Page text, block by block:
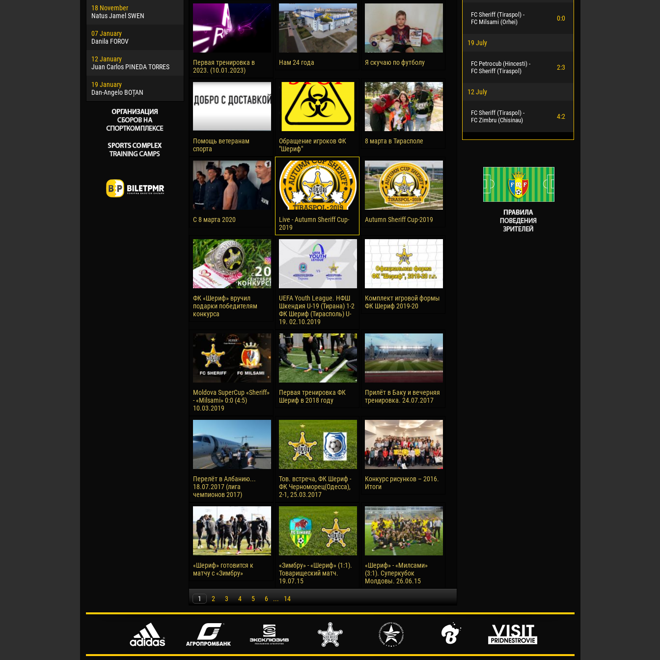
18 November
Natus Jamel SWEN
07 January
Danila FOROV
12 January
Juan Carlos PINEDA TORRES
19 January
Dan-Angelo BOȚAN
Jayder Moreno ASPRILLA
22 March
Samba KONÉ
26 March
Vitor Hugo Morais de OLIVEIRA
28 March
Raí LOPES DE OLIVEIRA
Victor CIUMAȘU
28 June
Soumaila MAGASSOUBA
10 July
Bourama FOMBA
Ivan DYULGEROV
Первая тренировка в
2023. (10.01.2023)
Нам 24 года Я скучаю по футболу
Помощь ветеранам
спорта
Обращение игроков ФК
"Шериф"
8 марта в Тирасполе
С 8 марта 2020
Live - Autumn Sheriff Cup-
2019
Autumn Sheriff Cup-2019
ФК «Шериф» вручил
подарки победителям
конкурса
UEFA Youth League. НФШ
Шкендия U-19 (Тирана) 1-2
ФК Шериф (Тирасполь) U-
19. 02.10.2019
Комплект игровой формы
ФК Шериф 2019-20
Moldova SuperCup «Sheriff»
- «Milsami» 0:0 (4:5)
10.03.2019
Первая тренировка ФК
Шериф в 2018 году
Прилёт в Баку и вечерняя
тренировка. 24.07.2017
Перелёт в Албанию...
18.07.2017 (лига
чемпионов 2017)
Тов. встреча, ФК Шериф -
ФК Черноморец(Одесса),
2-1, 25.03.2017
Конкурс рисунков – 2016.
Итоги
«Шериф» готовится к
матчу с «Зимбру»
«Зимбру» - «Шериф» (1:1).
Товарищеский матч.
19.07.15
«Шериф» - «Милсами»
(3:1). Суперкубок
Молдовы. 26.06.15
1 2 3 4 5 6 ... 14
FC Sheriff (Tiraspol) -
FC Milsami (Orhei)
0:0
19 July
FC Petrocub (Hincesti) -
FC Sheriff (Tiraspol)
2:3
12 July
FC Sheriff (Tiraspol) -
FC Zimbru (Chisinau)
4:2